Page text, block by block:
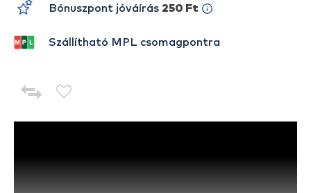
Bónuszpont jóváírás 250 Ft
Szállítható MPL csomagpontra